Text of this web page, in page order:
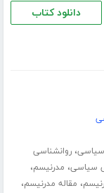
دانلود کتاب
سیاسی،روانشناسی
سیاسی، مدرنیسم،
، مقاله مدرنیسم،